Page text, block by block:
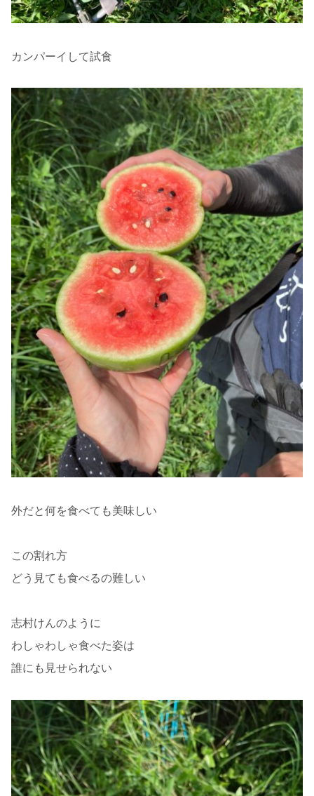
カンパーイして試食
外だと何を食べても美味しい
この割れ方
どう見ても食べるの難しい
志村けんのように
わしゃわしゃ食べた姿は
誰にも見せられない